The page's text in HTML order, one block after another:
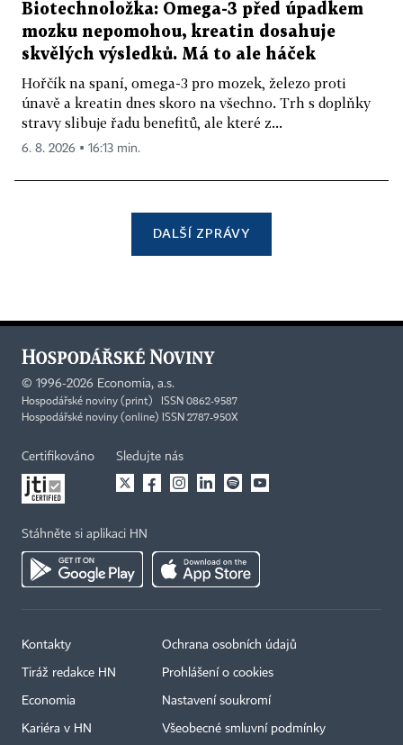
Biotechnoložka: Omega-3 před úpadkem
mozku nepomohou, kreatin dosahuje
skvělých výsledků. Má to ale háček
Hořčík na spaní, omega-3 pro mozek, železo proti
únavě a kreatin dnes skoro na všechno. Trh s doplňky
stravy slibuje řadu benefitů, ale které z...
6. 8. 2026 ▪ 16:13 min.
DALŠÍ ZPRÁVY
© 1996-2026 Economia, a.s.
Hospodářské noviny (print) ISSN 0862-9587
Hospodářské noviny (online) ISSN 2787-950X
Certifikováno Sledujte nás
Stáhněte si aplikaci HN
Kontakty
Tiráž redakce HN
Economia
Kariéra v HN
Ochrana osobních údajů
Prohlášení o cookies
Nastavení soukromí
Všeobecné smluvní podmínky